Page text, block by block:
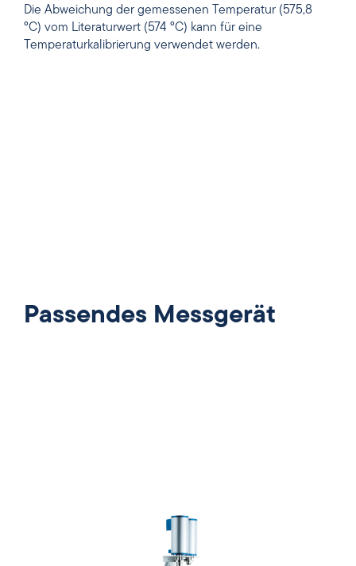
Die Abweichung der gemessenen Temperatur (575,8
°C) vom Literaturwert (574 °C) kann für eine
Temperaturkalibrierung verwendet werden.
Passendes Messgerät